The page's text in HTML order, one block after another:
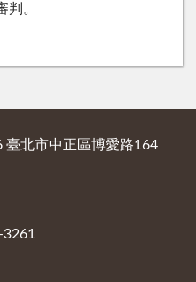
判。
臺北市中正區博愛路164